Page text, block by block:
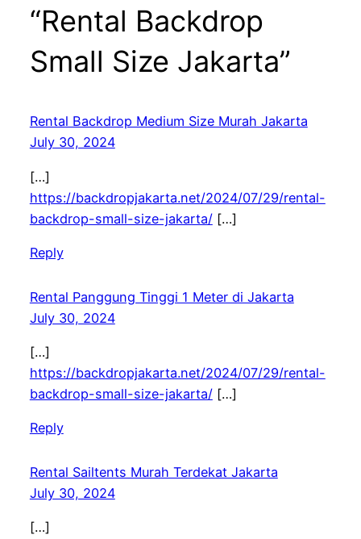
“Rental Backdrop
Small Size Jakarta”
Rental Backdrop Medium Size Murah Jakarta
July 30, 2024
[…]
https://backdropjakarta.net/2024/07/29/rental-
backdrop-small-size-jakarta/[…]
Reply
Rental Panggung Tinggi 1 Meter di Jakarta
July 30, 2024
[…]
https://backdropjakarta.net/2024/07/29/rental-
backdrop-small-size-jakarta/[…]
Reply
Rental Sailtents Murah Terdekat Jakarta
July 30, 2024
[…]